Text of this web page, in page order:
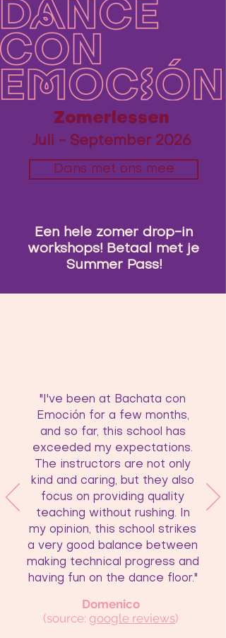
Zomerlessen
Juli - September 2026
Dans met ons mee
Een hele zomer drop-in
workshops! Betaal met je
Summer Pass!
"I've been at Bachata con
Emoción for a few months,
and so far, this school has
exceeded my expectations.
The instructors are not only
kind and caring, but they also
focus on providing quality
teaching without rushing. In
my opinion, this school strikes
a very good balance between
making technical progress and
having fun on the dance floor."
Domenico
(source: google reviews)